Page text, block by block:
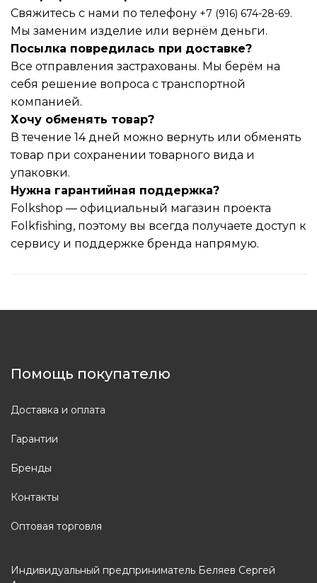
Свяжитесь с нами по телефону +7 (916) 674-28-69.
Мы заменим изделие или вернём деньги.
Посылка повредилась при доставке?
Все отправления застрахованы. Мы берём на
себя решение вопроса с транспортной
компанией.
Хочу обменять товар?
В течение 14 дней можно вернуть или обменять
товар при сохранении товарного вида и
упаковки.
Нужна гарантийная поддержка?
Folkshop — официальный магазин проекта
Folkfishing, поэтому вы всегда получаете доступ к
сервису и поддержке бренда напрямую.
Помощь покупателю
Доставка и оплата
Гарантии
Бренды
Контакты
Оптовая торговля
Индивидуальный предприниматель Беляев Сергей